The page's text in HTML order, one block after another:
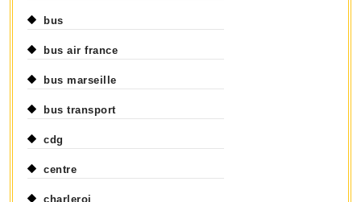
bus
bus air france
bus marseille
bus transport
cdg
centre
charleroi